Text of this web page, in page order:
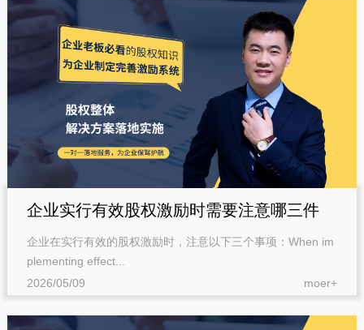
企业实行有效股权激励时需要注意哪三件
事？
企业在实行有效的股权激励时，注意以下三个事项：When im
plementing effect...
2026/05/09
moer+